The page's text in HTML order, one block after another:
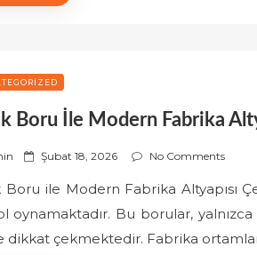
Boru İle Modern Fabrika
P
s
t
Şubat 18, 2026 No Comments
Boru ile Modern Fabrika Altyapısı
oynamaktadır. Bu borular, yalnızca
dikkat çekmektedir. Fabrika